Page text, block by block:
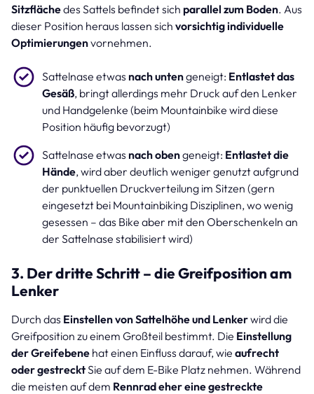
Sitzflächedes Sattels befindet sich parallel zum Boden. Aus
dieser Position heraus lassen sich vorsichtig individuelle
Optimierungenvornehmen.
Sattelnase etwas nach untengeneigt: Entlastet das
Gesäß, bringt allerdings mehr Druck auf den Lenker
und Handgelenke (beim Mountainbike wird diese
Position häufig bevorzugt)
Sattelnase etwas nach obengeneigt: Entlastet die
Hände, wird aber deutlich weniger genutzt aufgrund
der punktuellen Druckverteilung im Sitzen (gern
eingesetzt bei Mountainbiking Disziplinen, wo wenig
gesessen – das Bike aber mit den Oberschenkeln an
der Sattelnase stabilisiert wird)
3. Der dritte Schritt – die Greifposition am
Lenker
Durch das Einstellen von Sattelhöhe und Lenkerwird die
Greifposition zu einem Großteil bestimmt. Die Einstellung
der Greifebene hat einen Einfluss darauf, wie aufrecht
oder gestrecktSie auf dem E-Bike Platz nehmen. Während
die meisten auf dem Rennrad eher eine gestreckte